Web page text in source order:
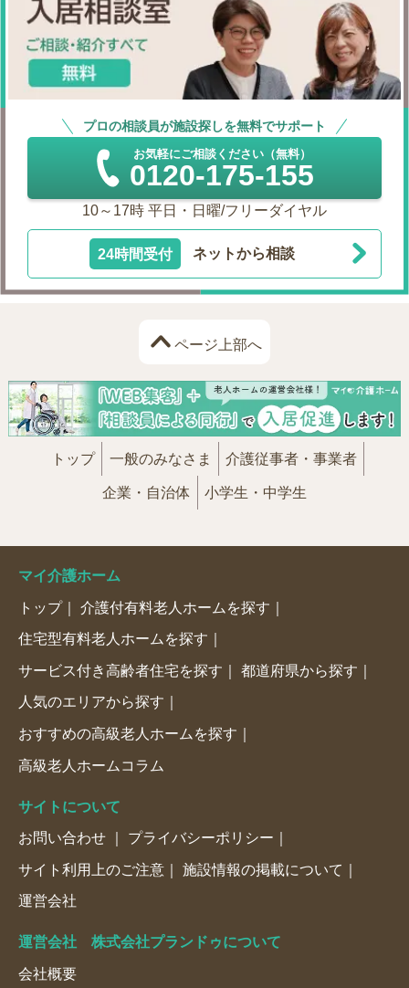
プロの相談員が施設探しを無料でサポート
お気軽にご相談ください（無料）
0120-175-155
10～17時 平日・日曜/フリーダイヤル
24時間受付 ネットから相談
ページ上部へ
トップ 一般のみなさま 介護従事者・事業者
企業・自治体 小学生・中学生
マイ介護ホーム
トップ 介護付有料老人ホームを探す
住宅型有料老人ホームを探す
サービス付き高齢者住宅を探す 都道府県から探す
人気のエリアから探す
おすすめの高級老人ホームを探す
高級老人ホームコラム
サイトについて
お問い合わせ プライバシーポリシー
サイト利用上のご注意 施設情報の掲載について
運営会社
運営会社 株式会社プランドゥについて
会社概要